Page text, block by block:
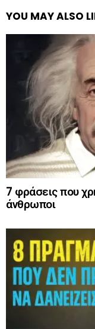
YOU MAY ALSO
7 φράσεις που
άνθρωποι